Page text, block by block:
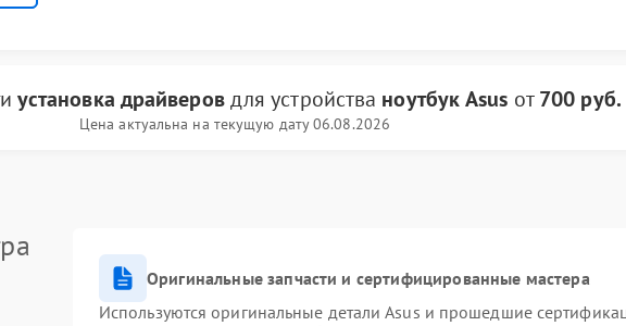
установка драйверовдля устройства ноутбук Asus от700 руб.
Цена актуальна на текущую дату 06.08.2026
Оригинальные запчасти и сертифицированные мастера
Используются оригинальные детали Asus и прошедшие